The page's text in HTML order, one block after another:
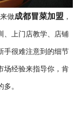
做成都冒菜加盟 ，
、上门店教学、店铺
手很难注意到的细节
场经验来指导你，肯
。